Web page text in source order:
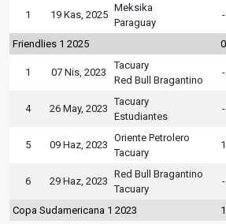
1 19 Kas, 2025
Meksika
Paraguay
-
Friendlies 1 2025 0
1 07 Nis, 2023
Tacuary
Red Bull Bragantino
-
4 26 May, 2023
Tacuary
Estudiantes
-
5 09 Haz, 2023
Oriente Petrolero
Tacuary
1
6 29 Haz, 2023
Red Bull Bragantino
Tacuary
-
Copa Sudamericana 1 2023 1